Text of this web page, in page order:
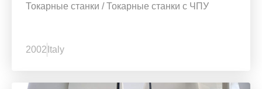
Токарные станки /Токарные станки с ЧПУ
2002 Italy